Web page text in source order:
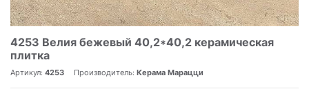
4253 Велия бежевый 40,2*40,2 керамическая
плитка
Артикул: 4253 Производитель: Керама Марацци